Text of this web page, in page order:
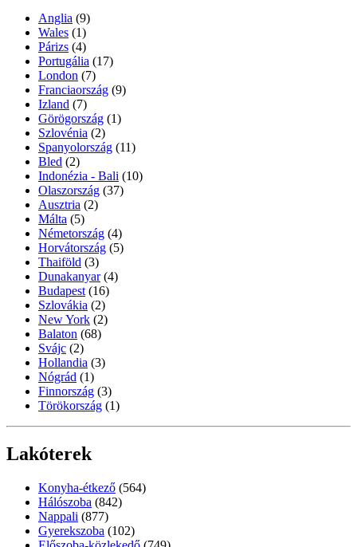
Anglia (9)
Wales (1)
Párizs (4)
Portugália (17)
London (7)
Franciaország (9)
Izland (7)
Görögország (1)
Szlovénia (2)
Spanyolország (11)
Bled (2)
Indonézia - Bali (10)
Olaszország (37)
Ausztria (2)
Málta (5)
Németország (4)
Horvátország (5)
Thaiföld (3)
Dunakanyar (4)
Budapest (16)
Szlovákia (2)
New York (2)
Balaton (68)
Svájc (2)
Hollandia (3)
Nógrád (1)
Finnország (3)
Törökország (1)
Lakóterek
Konyha-étkező (564)
Hálószoba (842)
Nappali (877)
Gyerekszoba (102)